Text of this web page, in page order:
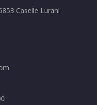
Caselle Lurani